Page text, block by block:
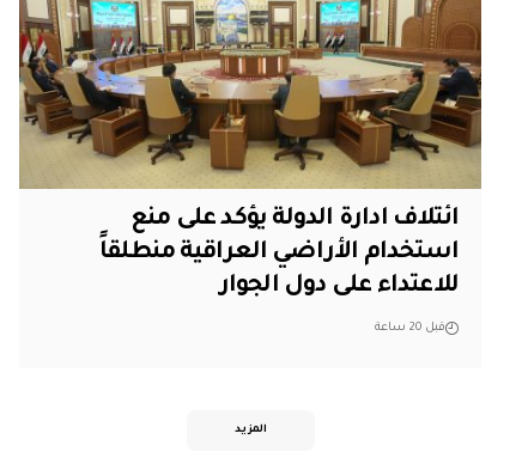
ائتلاف ادارة الدولة يؤكد على منع
استخدام الأراضي العراقية منطلقاً
للاعتداء على دول الجوار
قبل 20 ساعة
المزيد